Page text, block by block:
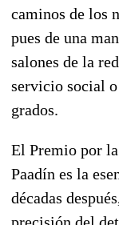
caminos de los
pues de una
salones de la
servicio social o
grados.
El Premio por
Paadín es la
décadas